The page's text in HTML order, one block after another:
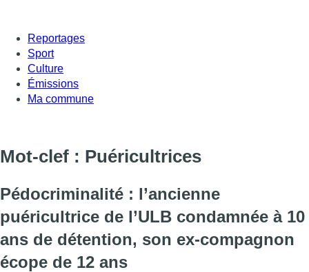
Reportages
Sport
Culture
Émissions
Ma commune
Mot-clef : Puéricultrices
Pédocriminalité : l’ancienne
puéricultrice de l’ULB condamnée à 10
ans de détention, son ex-compagnon
écope de 12 ans